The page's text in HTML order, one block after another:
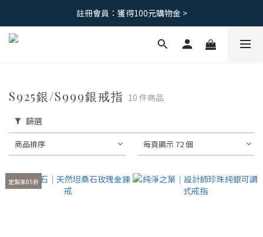
免運優惠｜台灣滿 1500 ，港澳滿2500
註冊會員：獲得100元購物金 >
免運優惠｜台灣滿 1500 ，港澳滿2500
S925銀/S999銀戒指 10 件商品
篩選
商品排序 每頁顯示 72 個
定製享85折